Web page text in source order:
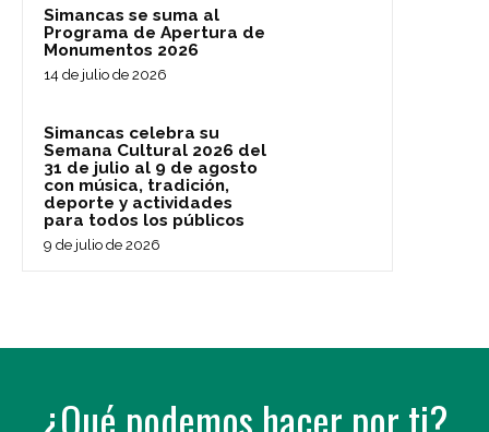
Simancas se suma al
Programa de Apertura de
Monumentos 2026
14 de julio de 2026
Simancas celebra su
Semana Cultural 2026 del
31 de julio al 9 de agosto
con música, tradición,
deporte y actividades
para todos los públicos
9 de julio de 2026
¿Qué podemos hacer por ti?